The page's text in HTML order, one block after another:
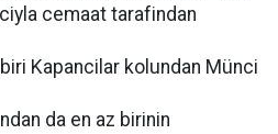
cemaat tarafindan
Kapancilar kolundan Münci
da en az birinin